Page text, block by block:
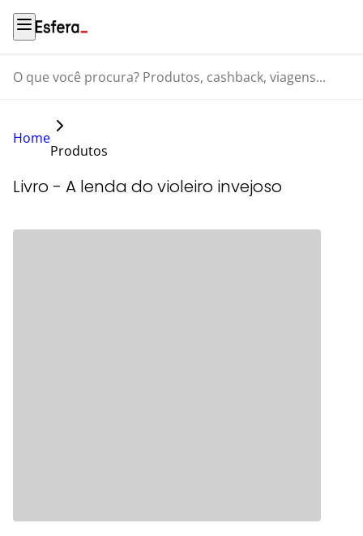
O que você procura? Produtos, cashback, viagens...
Home
Produtos
Livro - A lenda do violeiro invejoso